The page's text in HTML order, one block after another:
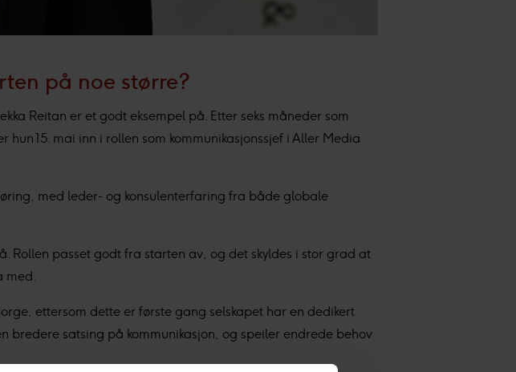
på noe større?
Reitan er et godt eksempel på. Etter seks måneder som
15. mai inn i rollen som kommunikasjonssjef i Aller Media
med leder- og konsulenterfaring fra både globale
Rollen passet godt fra starten av, og det skyldes i stor grad at
med.
ettersom dette er første gang selskapet har en dedikert
bredere satsing på kommunikasjon, og speiler endrede behov